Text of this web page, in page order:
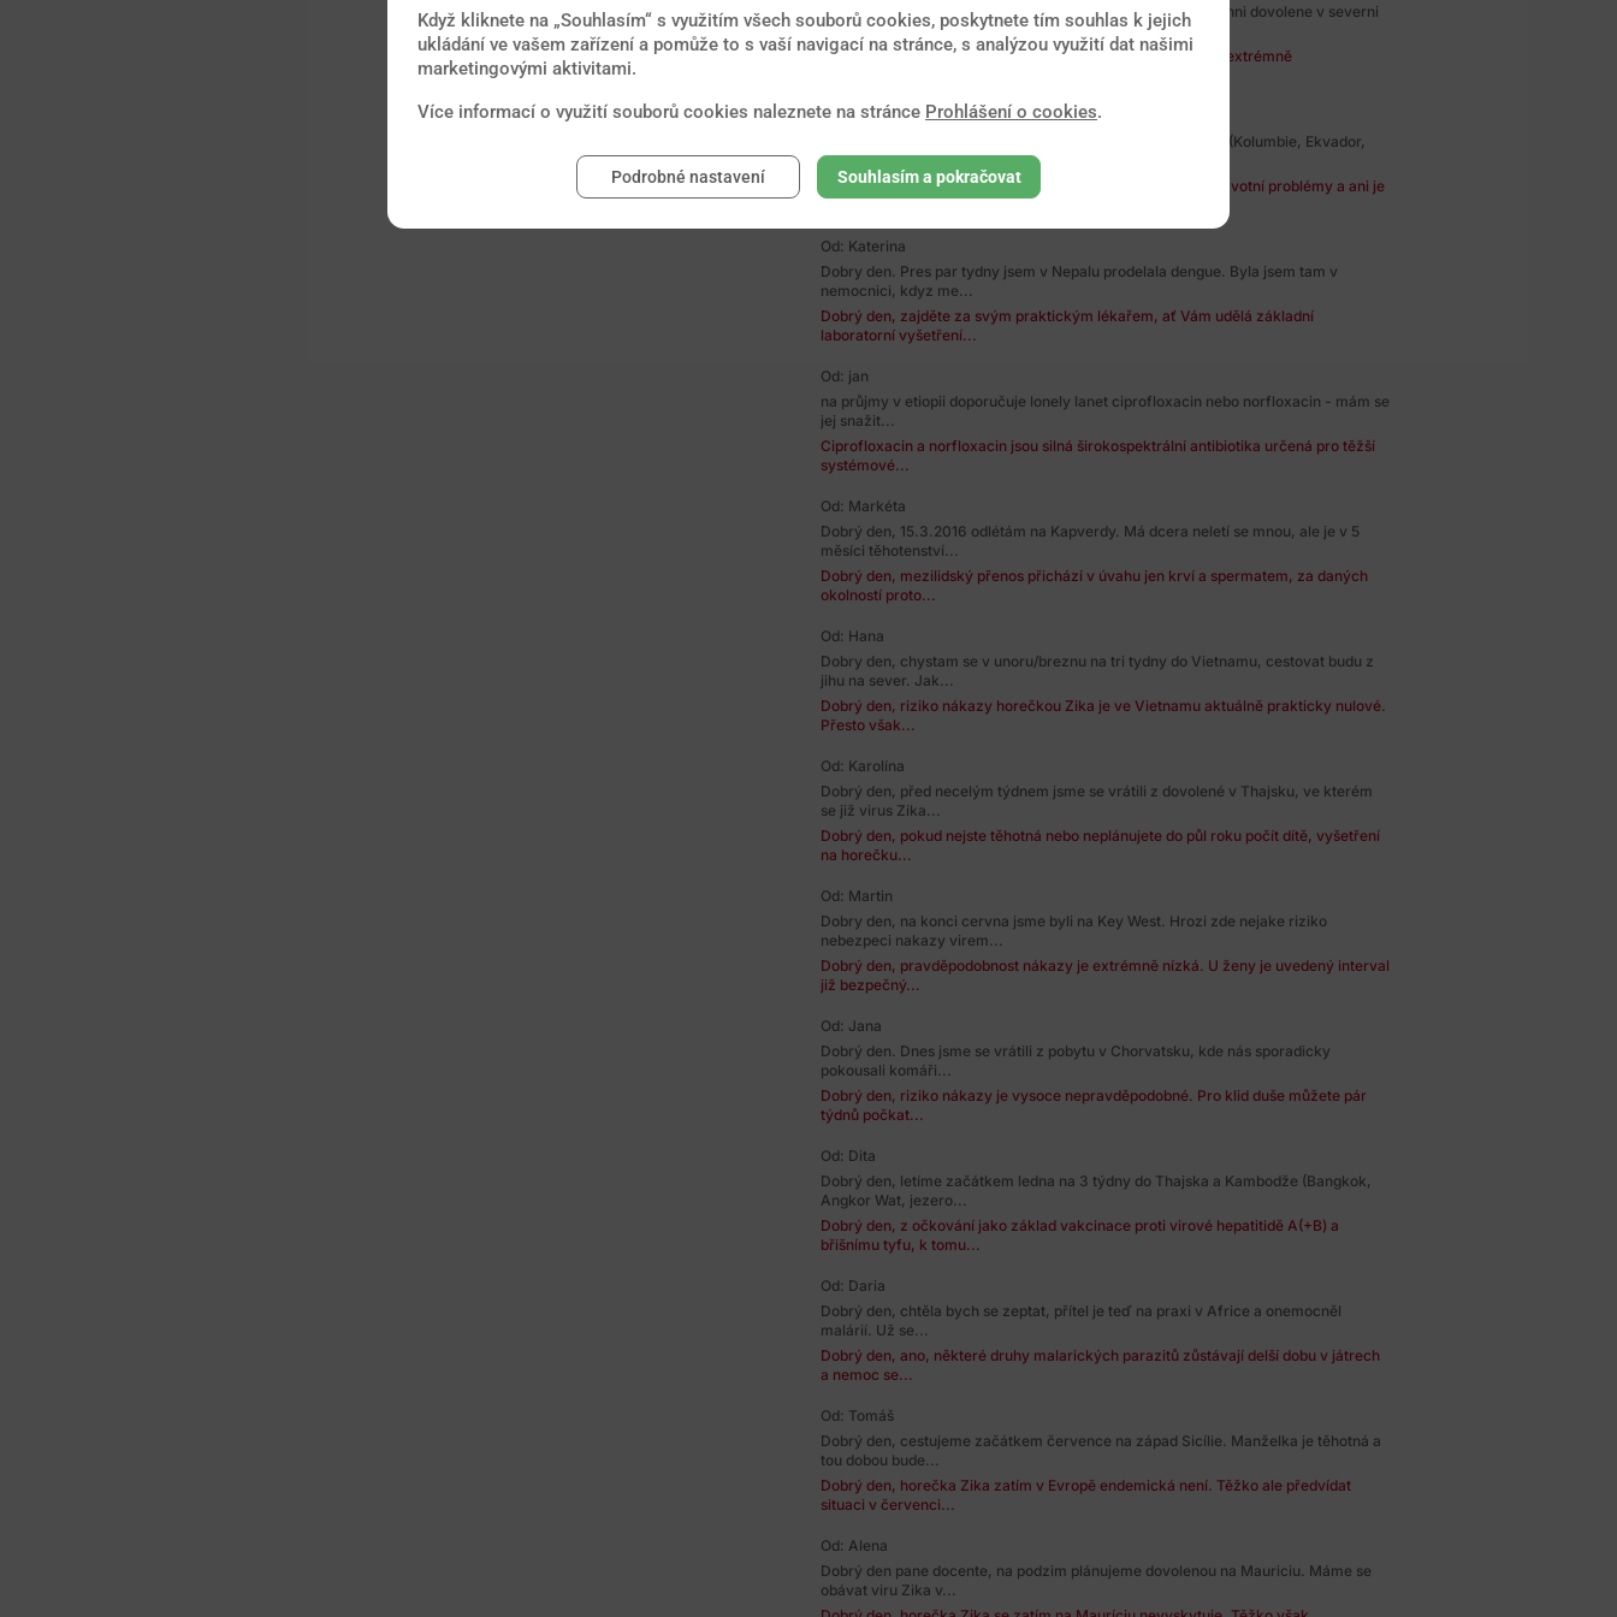
Dobry den,v pulce cervna 2017 jsem se vratila z nekolikadenni dovolene v severni
Americe...
Dobrý den, myslím, že nemusíte mít obavy, Vaše nákaza je extrémně
Od: Ludmila
Dobry den, bratr poslednich 5 mesicu stravil v jizni americe (Kolumbie, Ekvador,
Peru). Za dva...
Dobrý den, pokud byl bratr kompletně očkovaný, nemá zdravotní problémy a ani je
Od: Katerina
Dobry den. Pres par tydny jsem v Nepalu prodelala dengue. Byla jsem tam v
nemocnici, kdyz me...
Dobrý den, zajděte za svým praktickým lékařem, ať Vám udělá základní
laboratorní vyšetření...
Od: jan
na průjmy v etiopii doporučuje lonely lanet ciprofloxacin nebo norfloxacin - mám se
jej snažit...
Ciprofloxacin a norfloxacin jsou silná širokospektrální antibiotika určená pro těžší
systémové...
Od: Markéta
Dobrý den, 15.3.2016 odlétám na Kapverdy. Má dcera neletí se mnou, ale je v 5
měsíci těhotenství...
Dobrý den, mezilidský přenos přichází v úvahu jen krví a spermatem, za daných
okolností proto...
Od: Hana
Dobry den, chystam se v unoru/breznu na tri tydny do Vietnamu, cestovat budu z
jihu na sever. Jak...
Dobrý den, riziko nákazy horečkou Zika je ve Vietnamu aktuálně prakticky nulové.
Přesto však...
Od: Karolína
Dobrý den, před necelým týdnem jsme se vrátili z dovolené v Thajsku, ve kterém
se již virus Zika...
Dobrý den, pokud nejste těhotná nebo neplánujete do půl roku počít dítě, vyšetření
na horečku...
Od: Martin
Dobry den, na konci cervna jsme byli na Key West. Hrozi zde nejake riziko
nebezpeci nakazy virem...
Dobrý den, pravděpodobnost nákazy je extrémně nízká. U ženy je uvedený interval
již bezpečný...
Od: Jana
Dobrý den. Dnes jsme se vrátili z pobytu v Chorvatsku, kde nás sporadicky
pokousali komáři...
Dobrý den, riziko nákazy je vysoce nepravděpodobné. Pro klid duše můžete pár
týdnů počkat...
Od: Dita
Dobrý den, letíme začátkem ledna na 3 týdny do Thajska a Kambodže (Bangkok,
Angkor Wat, jezero...
Dobrý den, z očkování jako základ vakcinace proti virové hepatitidě A(+B) a
břišnímu tyfu, k tomu...
Od: Daria
Dobrý den, chtěla bych se zeptat, přítel je teď na praxi v Africe a onemocněl
malárií. Už se...
Dobrý den, ano, některé druhy malarických parazitů zůstávají delší dobu v játrech
a nemoc se...
Od: Tomáš
Dobrý den, cestujeme začátkem července na západ Sicílie. Manželka je těhotná a
tou dobou bude...
Dobrý den, horečka Zika zatím v Evropě endemická není. Těžko ale předvídat
situaci v červenci...
Od: Alena
Dobrý den pane docente, na podzim plánujeme dovolenou na Mauriciu. Máme se
obávat viru Zika v...
Když kliknete na „Souhlasím“ s využitím všech souborů cookies, poskytnete tím souhlas k jejich
ukládání ve vašem zařízení a pomůže to s vaší navigací na stránce, s analýzou využití dat našimi
marketingovými aktivitami.
Více informací o využití souborů cookies naleznete na stránce Prohlášení o cookies.
Podrobné nastavení Souhlasím a pokračovat